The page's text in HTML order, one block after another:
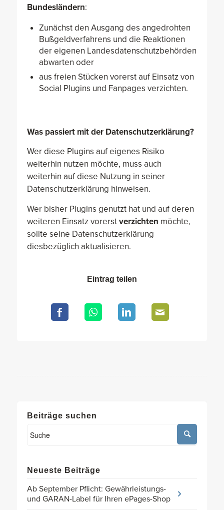
Bundesländern:
Zunächst den Ausgang des angedrohten
Bußgeldverfahrens und die Reaktionen
der eigenen Landesdatenschutzbehörden
abwarten oder
aus freien Stücken vorerst auf Einsatz von
Social Plugins und Fanpages verzichten.
Was passiert mit der Datenschutzerklärung?
Wer diese Plugins auf eigenes Risiko
weiterhin nutzen möchte, muss auch
weiterhin auf diese Nutzung in seiner
Datenschutzerklärung hinweisen.
Wer bisher Plugins genutzt hat und auf deren
weiteren Einsatz vorerstverzichten möchte,
sollte seine Datenschutzerklärung
diesbezüglich aktualisieren.
Eintrag teilen
Beiträge suchen
Neueste Beiträge
Ab September Pflicht: Gewährleistungs-
und GARAN-Label für Ihren ePages-Shop